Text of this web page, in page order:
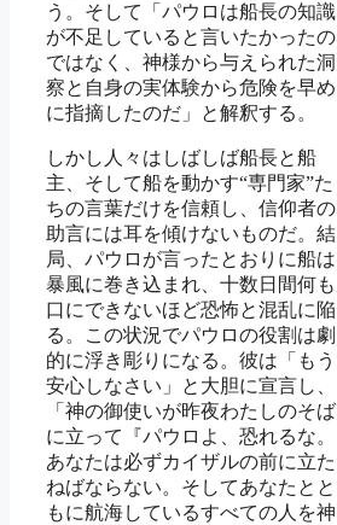
う。そして「パウロは船長の知識
が不足していると言いたかったの
ではなく、神様から与えられた洞
察と自身の実体験から危険を早め
に指摘したのだ」と解釈する。
しかし人々はしばしば船長と船
主、そして船を動かす“専門家”た
ちの言葉だけを信頼し、信仰者の
助言には耳を傾けないものだ。結
局、パウロが言ったとおりに船は
暴風に巻き込まれ、十数日間何も
口にできないほど恐怖と混乱に陥
る。この状況でパウロの役割は劇
的に浮き彫りになる。彼は「もう
安心しなさい」と大胆に宣言し、
「神の御使いが昨夜わたしのそば
に立って『パウロよ、恐れるな。
あなたは必ずカイザルの前に立た
ねばならない。そしてあなたとと
もに航海しているすべての人を神